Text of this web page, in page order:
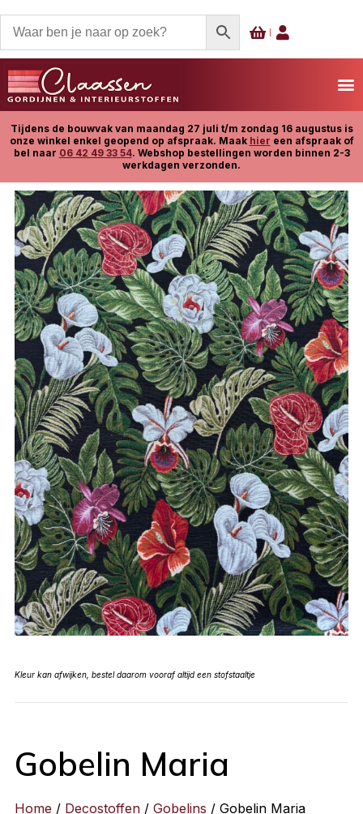
Tijdens de bouwvak van maandag 27 juli t/m zondag 16 augustus is
onze winkel enkel geopend op afspraak. Maak hier een afspraak of
bel naar 06 42 49 33 54. Webshop bestellingen worden binnen 2-3
werkdagen verzonden.
Kleur kan afwijken, bestel daarom vooraf altijd een stofstaaltje
Gobelin Maria
Home / Decostoffen / Gobelins / Gobelin Maria